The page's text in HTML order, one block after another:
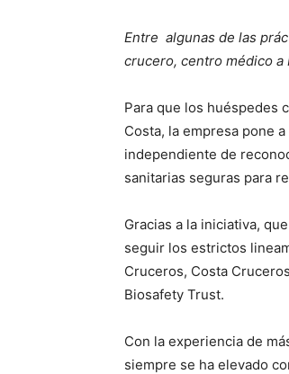
Entre algunas de las
crucero, centro médico a
Para que los huéspedes
Costa, la empresa pone
independiente de
sanitarias seguras para
Gracias a la iniciativa,
seguir los estrictos
Cruceros, Costa
Biosafety Trust.
Con la experiencia de
siempre se ha elevado